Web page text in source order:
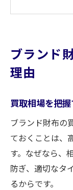
使用感が
ボロボ
は
買取
イント
使用
ブランド
理由
買取相場を把
ブランド財布の
ておくことは、
す。なぜなら、
防ぎ、適切なタ
るからです。